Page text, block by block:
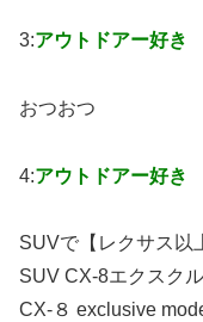
3:アウトドアー好き
おつおつ
4:アウトドアー好き
SUVで【レクサス以
SUV CX-8エクスク
CX-８ exclusive